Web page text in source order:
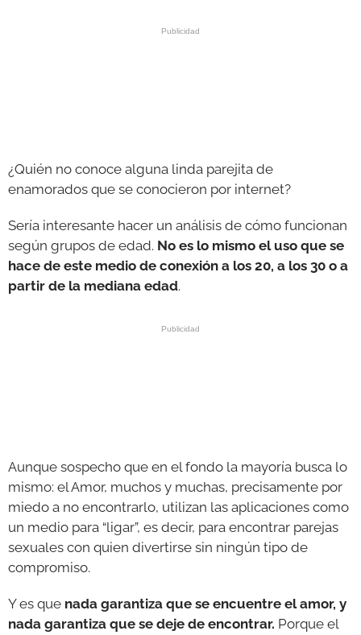
¿Quién no conoce alguna linda parejita de
enamorados que se conocieron por internet?
Sería interesante hacer un análisis de cómo funcionan
según grupos de edad. No es lo mismo el uso que se
hace de este medio de conexión a los 20, a los 30 o a
partir de la mediana edad.
Aunque sospecho que en el fondo la mayoría busca lo
mismo: el Amor, muchos y muchas, precisamente por
miedo a no encontrarlo, utilizan las aplicaciones como
un medio para “ligar”, es decir, para encontrar parejas
sexuales con quien divertirse sin ningún tipo de
compromiso.
Y es que nada garantiza que se encuentre el amor, y
nada garantiza que se deje de encontrar. Porque el